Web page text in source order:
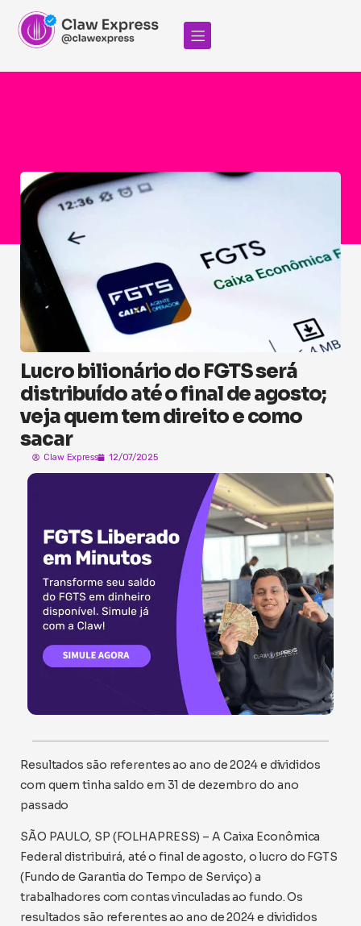
Lucro bilionário do FGTS será
distribuído até o final de agosto;
veja quem tem direito e como
sacar
Claw Express 12/07/2025
Resultados são referentes ao ano de 2024 e divididos
com quem tinha saldo em 31 de dezembro do ano
passado
SÃO PAULO, SP (FOLHAPRESS) – A Caixa Econômica
Federal distribuirá, até o final de agosto, o lucro do FGTS
(Fundo de Garantia do Tempo de Serviço) a
trabalhadores com contas vinculadas ao fundo. Os
resultados são referentes ao ano de 2024 e divididos